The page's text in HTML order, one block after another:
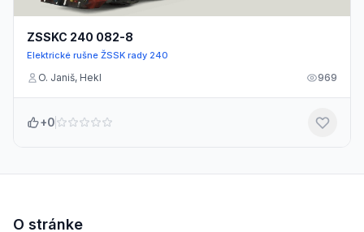
ZSSKC 240 082-8
Elektrické rušne ŽSSK rady 240
O. Janiš, Hekl 969
+0
O stránke